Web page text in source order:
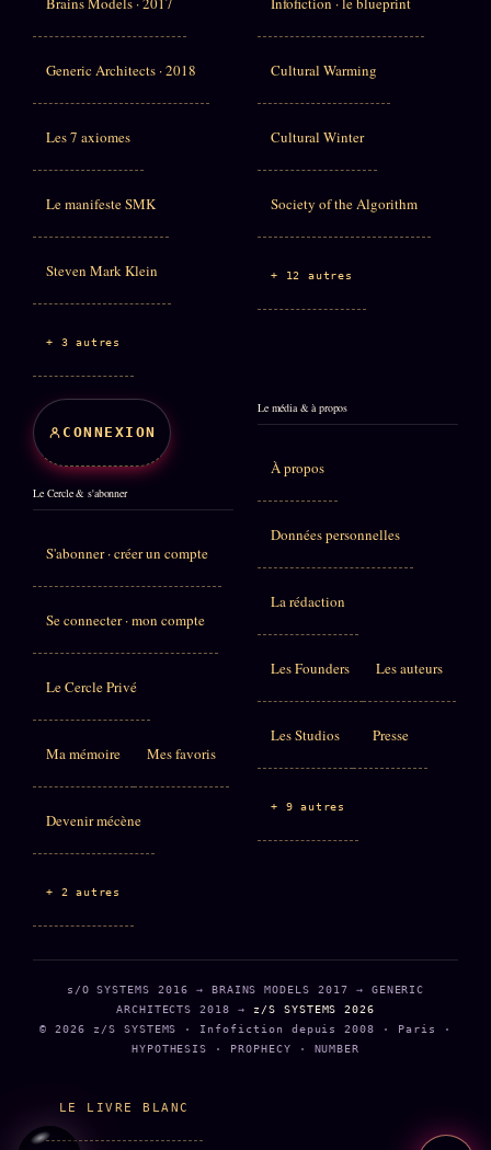
Generic Architects · 2018
Les 7 axiomes
Le manifeste SMK
Steven Mark Klein
+ 3 autres
Cultural Warming
Cultural Winter
Society of the Algorithm
+ 12 autres
CONNEXION
Le Cercle & s'abonner
S'abonner · créer un compte
Se connecter · mon compte
Le Cercle Privé
Ma mémoire Mes favoris
Devenir mécène
+ 2 autres
Le média & à propos
À propos
Données personnelles
La rédaction
Les Founders Les auteurs
Les Studios Presse
+ 9 autres
s/O SYSTEMS 2016 → BRAINS MODELS 2017 → GENERIC
ARCHITECTS 2018 → z/S SYSTEMS 2026
© 2026 z/S SYSTEMS · Infofiction depuis 2008 · Paris ·
HYPOTHESIS · PROPHECY · NUMBER
LE LIVRE BLANC